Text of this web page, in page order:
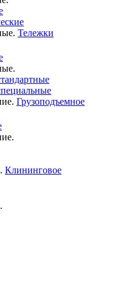
Тележки
Грузоподъемное
Клининговое